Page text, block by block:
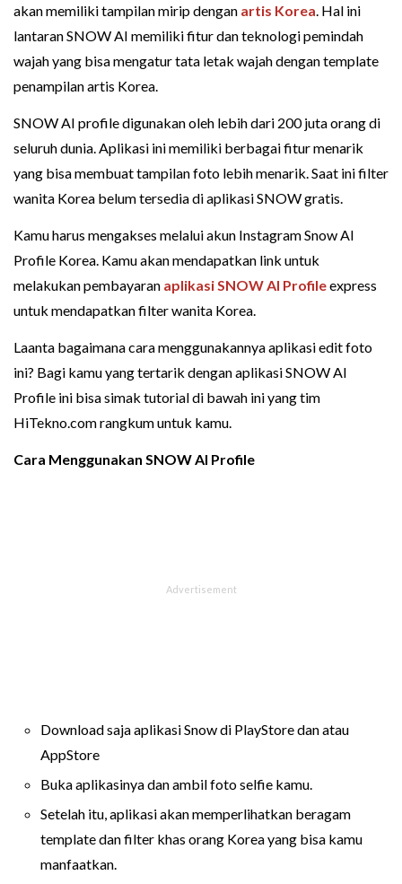
akan memiliki tampilan mirip dengan artis Korea. Hal ini
lantaran SNOW AI memiliki fitur dan teknologi pemindah
wajah yang bisa mengatur tata letak wajah dengan template
penampilan artis Korea.
SNOW AI profile digunakan oleh lebih dari 200 juta orang di
seluruh dunia. Aplikasi ini memiliki berbagai fitur menarik
yang bisa membuat tampilan foto lebih menarik. Saat ini filter
wanita Korea belum tersedia di aplikasi SNOW gratis.
Kamu harus mengakses melalui akun Instagram Snow AI
Profile Korea. Kamu akan mendapatkan link untuk
melakukan pembayaran aplikasi SNOW AI Profileexpress
untuk mendapatkan filter wanita Korea.
Laanta bagaimana cara menggunakannya aplikasi edit foto
ini? Bagi kamu yang tertarik dengan aplikasi SNOW AI
Profile ini bisa simak tutorial di bawah ini yang tim
HiTekno.com rangkum untuk kamu.
Cara Menggunakan SNOW AI Profile
Download saja aplikasi Snow di PlayStore dan atau
AppStore
Buka aplikasinya dan ambil foto selfie kamu.
Setelah itu, aplikasi akan memperlihatkan beragam
template dan filter khas orang Korea yang bisa kamu
manfaatkan.